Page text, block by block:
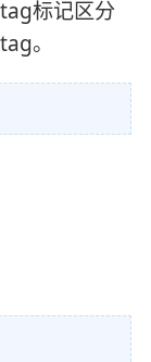
标记区分
。